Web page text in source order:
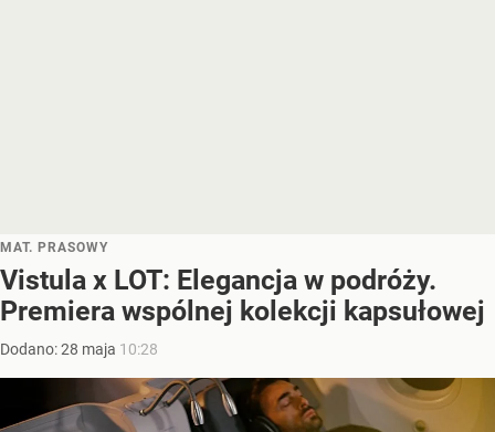
MAT. PRASOWY
Vistula x LOT: Elegancja w podróży.
Premiera wspólnej kolekcji kapsułowej
Dodano:28 maja 10:28